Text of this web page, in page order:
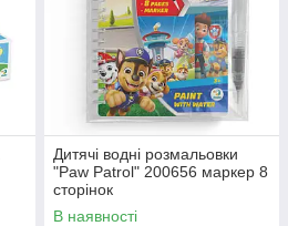
Дитячі водні розмальовки
"Paw Patrol" 200656 маркер 8
сторінок
В наявності